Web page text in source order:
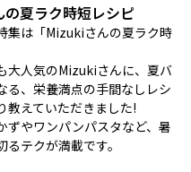
夏ラク時短レシピ
集は「Mizukiさんの夏ラク時
大人気のMizukiさんに、夏バ
る、栄養満点の手間なしレシ
教えていただきました!
ずやワンパンパスタなど、暑
るテクが満載です。